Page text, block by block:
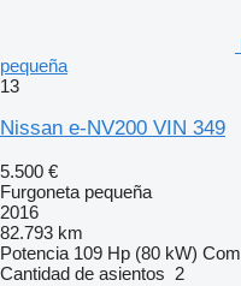
pequeña
13
Nissan e-NV200 VIN 349
5.500 €
Furgoneta pequeña
2016
82.793 km
Potencia 109 Hp (80 kW)
Cantidad de asientos 2